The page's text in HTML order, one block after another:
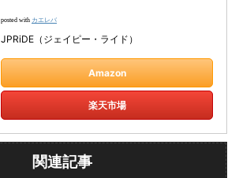
posted with カエレバ
JPRiDE（ジェイピー・ライド）
Amazon
楽天市場
関連記事